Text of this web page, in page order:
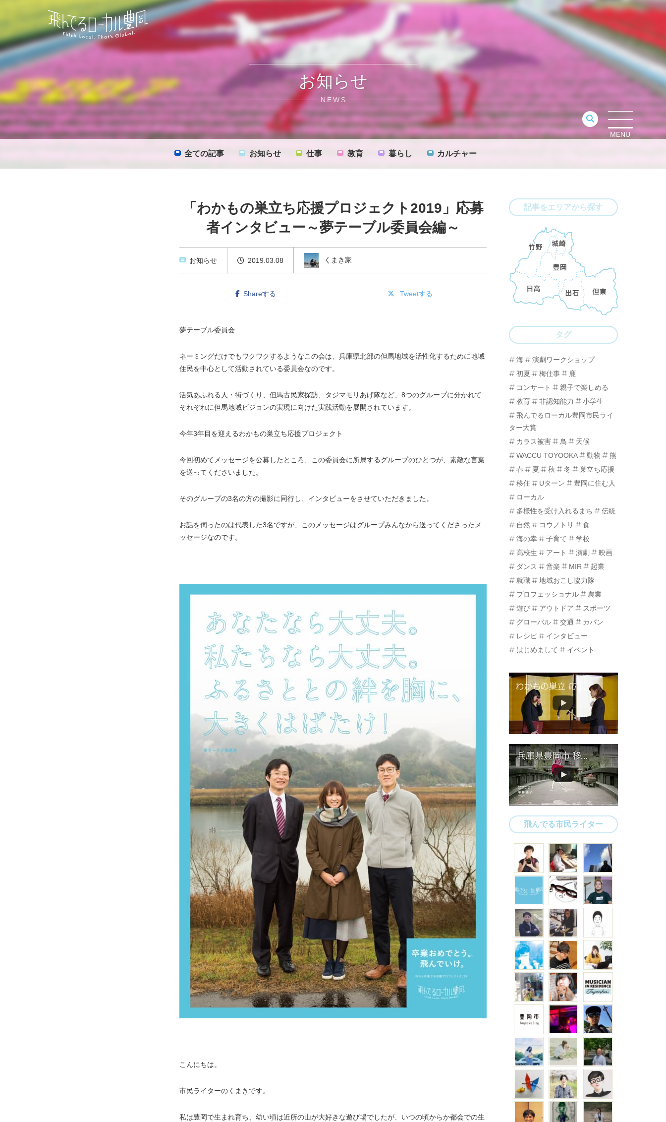
お知らせ
NEWS
MENU
全ての記事 お知らせ 仕事 教育 暮らし カルチャー
「わかもの巣立ち応援プロジェクト2019」応募
者インタビュー～夢テーブル委員会編～
お知らせ 2019.03.08 くまき家
Shareする Tweetする
夢テーブル委員会
ネーミングだけでもワクワクするようなこの会は、兵庫県北部の但馬地域を活性化するために地域
住民を中心として活動されている委員会なのです。
活気あふれる人・街づくり、但馬古民家探訪、タジマモリあげ隊など、8つのグループに分かれて
それぞれに但馬地域ビジョンの実現に向けた実践活動を展開されています。
今年3年目を迎えるわかもの巣立ち応援プロジェクト
今回初めてメッセージを公募したところ、この委員会に所属するグループのひとつが、素敵な言葉
を送ってくださいました。
そのグループの3名の方の撮影に同行し、インタビューをさせていただきました。
お話を伺ったのは代表した3名ですが、このメッセージはグループみんなから送ってくださったメ
ッセージなのです。
こんにちは。
市民ライターのくまきです。
私は豊岡で生まれ育ち、幼い頃は近所の山が大好きな遊び場でしたが、いつの頃からか都会での生
記事をエリアから探す
タグ
海
演劇ワークショップ
初夏
梅仕事
鹿
コンサート
親子で楽しめる
教育
非認知能力
小学生
飛んでるローカル豊岡市民ライ
ター大賞
カラス被害
鳥
天候
WACCU TOYOOKA
動物
熊
春
夏 秋 冬
巣立ち応援
移住
Uターン
豊岡に住む人
ローカル
多様性を受け入れるまち
伝統
自然
コウノトリ
食
海の幸
子育て
学校
高校生
アート 演劇
映画
ダンス
音楽 MIR
起業
就職
地域おこし協力隊
プロフェッショナル
農業
遊び
アウトドア
スポーツ
グローバル
交通
カバン
レシピ
インタビュー
はじめまして
イベント
飛んでる市民ライター